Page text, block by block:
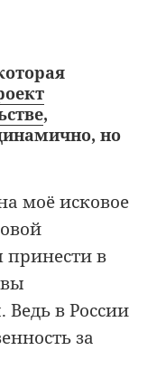
,
но
моё исковое
принести в
в России
за